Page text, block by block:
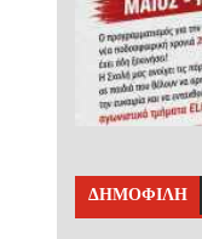
ΔΗΜΟΦΙΛΗ